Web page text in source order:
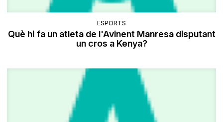
ESPORTS
Què hi fa un atleta de l'Avinent Manresa disputant
un cros a Kenya?